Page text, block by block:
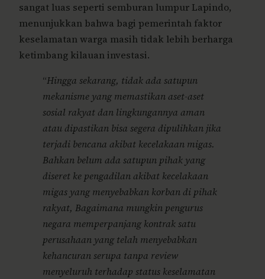
sangat luas seperti semburan lumpur Lapindo,
menunjukkan bahwa bagi pemerintah faktor
keselamatan warga masih tidak lebih berharga
ketimbang kilauan investasi.
“Hingga sekarang, tidak ada satupun
mekanisme yang memastikan aset-aset
sosial rakyat dan lingkungannya aman
atau dipastikan bisa segera dipulihkan jika
terjadi bencana akibat kecelakaan migas.
Bahkan belum ada satupun pihak yang
diseret ke pengadilan akibat kecelakaan
migas yang menyebabkan korban di pihak
rakyat, Bagaimana mungkin pengurus
negara memperpanjang kontrak satu
perusahaan yang telah menyebabkan
kehancuran serupa tanpa review
menyeluruh terhadap status keselamatan